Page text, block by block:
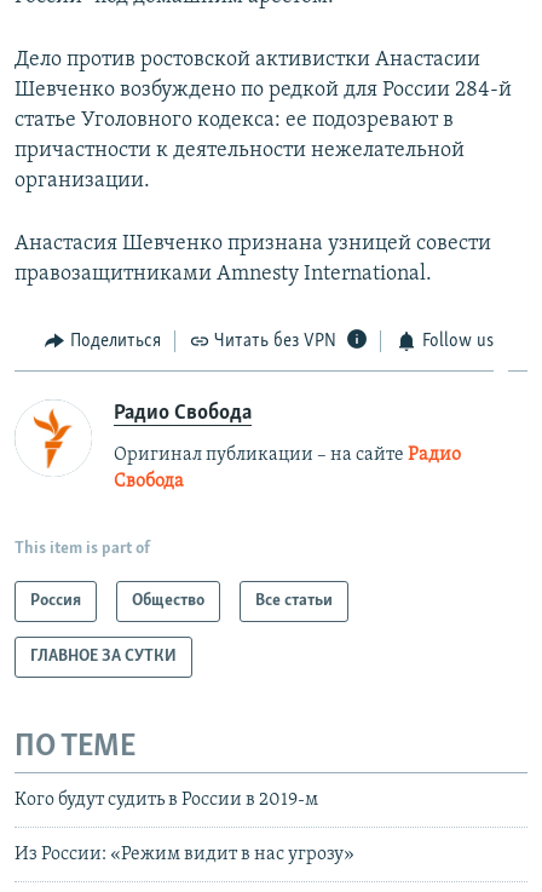
Дело против ростовской активистки Анастасии
Шевченко возбуждено по редкой для России 284-й
статье Уголовного кодекса: ​ее подозревают в
причастности к деятельности нежелательной
организации.
Анастасия Шевченко признана узницей совести
правозащитниками Amnesty International.
Поделиться Читать без VPN Follow us
Радио Свобода
Оригинал публикации – на сайте Радио
Свобода
This item is part of
Россия Общество Все статьи
ГЛАВНОЕ ЗА СУТКИ
ПО ТЕМЕ
Кого будут судить в России в 2019-м
Из России: «Режим видит в нас угрозу»